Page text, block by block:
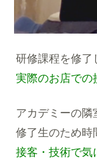
研修課程を修了
実際のお店での
アカデミーの隣
修了生のため時
接客・技術で気